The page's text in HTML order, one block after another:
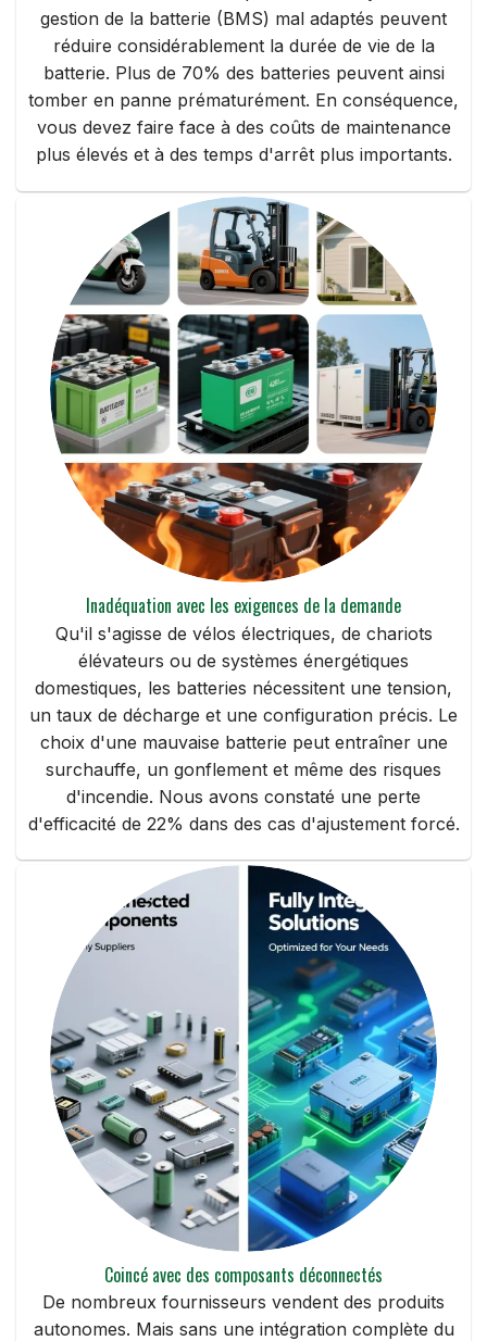
gestion de la batterie (BMS) mal adaptés peuvent
réduire considérablement la durée de vie de la
batterie. Plus de 70% des batteries peuvent ainsi
tomber en panne prématurément. En conséquence,
vous devez faire face à des coûts de maintenance
plus élevés et à des temps d'arrêt plus importants.
Inadéquation avec les exigences de la demande
Qu'il s'agisse de vélos électriques, de chariots
élévateurs ou de systèmes énergétiques
domestiques, les batteries nécessitent une tension,
un taux de décharge et une configuration précis. Le
choix d'une mauvaise batterie peut entraîner une
surchauffe, un gonflement et même des risques
d'incendie. Nous avons constaté une perte
d'efficacité de 22% dans des cas d'ajustement forcé.
Coincé avec des composants déconnectés
De nombreux fournisseurs vendent des produits
autonomes. Mais sans une intégration complète du